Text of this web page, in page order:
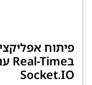
פיתוח
Socket.IO